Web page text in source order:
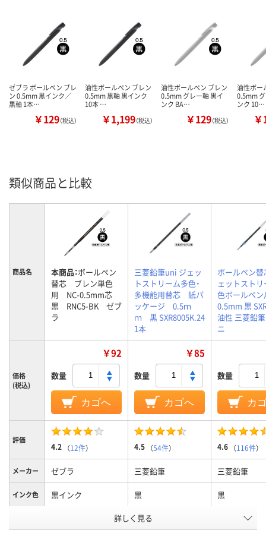
ゼブラ ボールペン ブレ
ン 0.5mm 黒インク／
黒軸 1本…
￥129（税込）
油性ボールペン ブレン
0.5mm 黒軸 黒インク
10本 …
￥1,199（税込）
油性ボールペン ブレン
0.5mm グレー軸 黒イ
ンク BA…
￥129（税込）
油性ボー
0.5mm
ンク 10…
類似商品と比較
商品名 本商品：ボールペン
替芯 ブレン単色
用 NC-0.5mm芯
黒 RNC5-BK ゼブ
ラ
三菱鉛筆uni ジェッ
トストリーム多色・
多機能用替芯 紙パ
ッケージ 0.5ｍ
ｍ 黒 SXR8005K.24
1本
ボールペン替
ェットスト
色ボールペン
0.5mm 黒
油性 三菱鉛
ニ
価格
(税込)
￥92
数量
カゴへ
￥85
数量
カゴへ
数量
カ
評価
4.2 （12件） 4.5 （54件） 4.6 （116件）
メーカー ゼブラ 三菱鉛筆 三菱鉛筆
インク色 黒インク 黒 黒
0.5mm
詳しく見る